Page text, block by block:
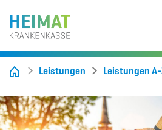
Leistungen Leistungen